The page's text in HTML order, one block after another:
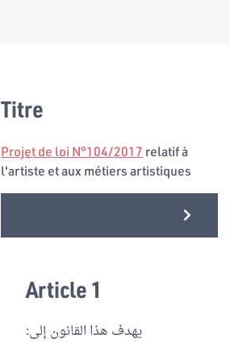
Titre
Projet de loi N°104/2017 relatif à
l'artiste et aux métiers artistiques
Article 1
يهدف هذا القانون إلى: